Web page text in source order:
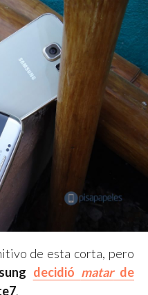
de esta corta, pero
decidió matarde
.